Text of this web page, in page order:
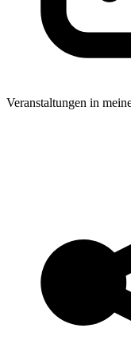
Veranstaltungen in